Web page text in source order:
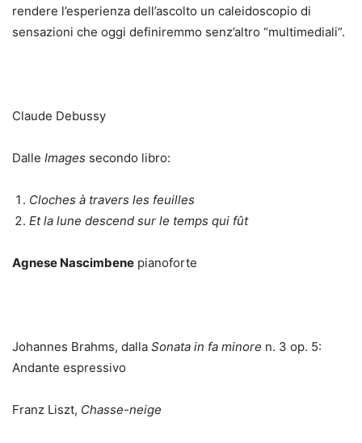
rendere l’esperienza dell’ascolto un caleidoscopio di
sensazioni che oggi definiremmo senz’altro “multimediali”.
Claude Debussy
Dalle Images secondo libro:
Cloches à travers les feuilles
Et la lune descend sur le temps qui fût
Agnese Nascimbene pianoforte
Johannes Brahms, dalla Sonata in fa minore n. 3 op. 5:
Andante espressivo
Franz Liszt, Chasse-neige